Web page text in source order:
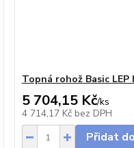
Topná rohož Basic LEP
5 704,15 Kč/ks
4 714,17 Kč bez DPH
Přidat